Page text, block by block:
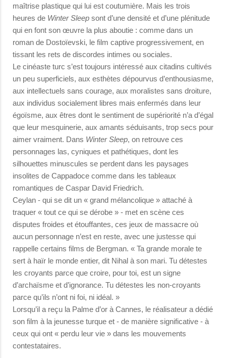
maîtrise plastique qui lui est coutumière. Mais les trois
heures de Winter Sleep sont d’une densité et d’une plénitude
qui en font son œuvre la plus aboutie : comme dans un
roman de Dostoïevski, le film captive progressivement, en
tissant les rets de discordes intimes ou sociales.
Le cinéaste turc s’est toujours intéressé aux citadins cultivés
un peu superficiels, aux esthètes dépourvus d’enthousiasme,
aux intellectuels sans courage, aux moralistes sans droiture,
aux individus socialement libres mais enfermés dans leur
égoïsme, aux êtres dont le sentiment de supériorité n’a d’égal
que leur mesquinerie, aux amants séduisants, trop secs pour
aimer vraiment. Dans Winter Sleep, on retrouve ces
personnages las, cyniques et pathétiques, dont les
silhouettes minuscules se perdent dans les paysages
insolites de Cappadoce comme dans les tableaux
romantiques de Caspar David Friedrich.
Ceylan - qui se dit un « grand mélancolique » attaché à
traquer « tout ce qui se dérobe » - met en scène ces
disputes froides et étouffantes, ces jeux de massacre où
aucun personnage n’est en reste, avec une justesse qui
rappelle certains films de Bergman. « Ta grande morale te
sert à haïr le monde entier, dit Nihal à son mari. Tu détestes
les croyants parce que croire, pour toi, est un signe
d’archaïsme et d’ignorance. Tu détestes les non-croyants
parce qu’ils n’ont ni foi, ni idéal. »
Lorsqu’il a reçu la Palme d’or à Cannes, le réalisateur a dédié
son film à la jeunesse turque et - de manière significative - à
ceux qui ont « perdu leur vie » dans les mouvements
contestataires.